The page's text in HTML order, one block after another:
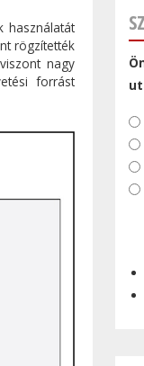
használatát
rögzítették
nagy
forrást